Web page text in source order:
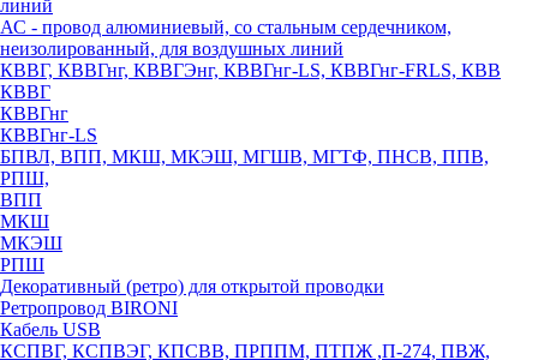
линий
АС - провод алюминиевый, со стальным сердечником,
неизолированный, для воздушных линий
КВВГ, КВВГнг, КВВГЭнг, КВВГнг-LS, КВВГнг-FRLS, КВВ
КВВГ
КВВГнг
КВВГнг-LS
БПВЛ, ВПП, МКШ, МКЭШ, МГШВ, МГТФ, ПНСВ, ППВ,
РПШ,
ВПП
МКШ
МКЭШ
РПШ
Декоративный (ретро) для открытой проводки
Ретропровод BIRONI
Кабель USB
КСПВГ, КСПВЭГ, КПСВВ, ПРППМ, ПТПЖ ,П-274, ПВЖ,